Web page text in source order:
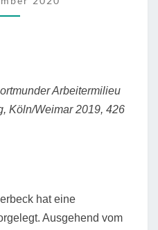
Arbeitermilieu
Köln/Weimar 2019, 426
hat eine
Ausgehend vom